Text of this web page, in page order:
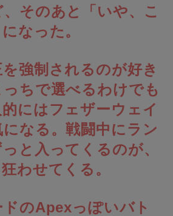
そのあと「いや、こ
なった。
強制されるのが好き
ちで選べるわけでも
にはフェザーウェイ
になる。戦闘中にラン
と入ってくるのが、
わせてくる。
のApexっぽいバト